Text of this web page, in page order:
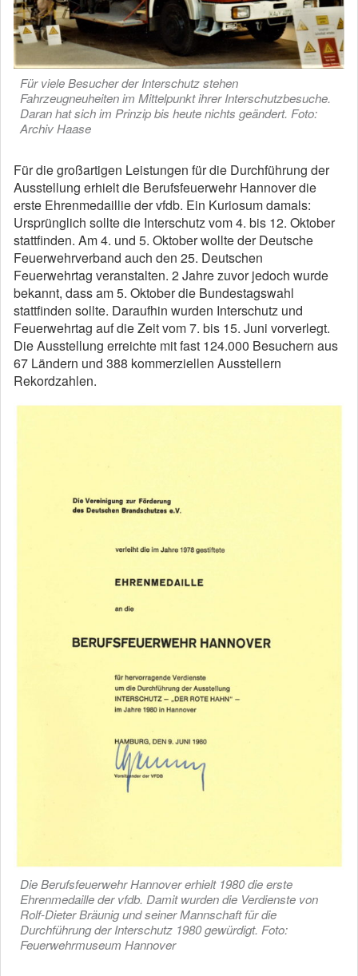
Für viele Besucher der Interschutz stehen
Fahrzeugneuheiten im Mittelpunkt ihrer Interschutzbesuche.
Daran hat sich im Prinzip bis heute nichts geändert. Foto:
Archiv Haase
Für die großartigen Leistungen für die Durchführung der
Ausstellung erhielt die Berufsfeuerwehr Hannover die
erste Ehrenmedaillie der vfdb. Ein Kuriosum damals:
Ursprünglich sollte die Interschutz vom 4. bis 12. Oktober
stattfinden. Am 4. und 5. Oktober wollte der Deutsche
Feuerwehrverband auch den 25. Deutschen
Feuerwehrtag veranstalten. 2 Jahre zuvor jedoch wurde
bekannt, dass am 5. Oktober die Bundestagswahl
stattfinden sollte. Daraufhin wurden Interschutz und
Feuerwehrtag auf die Zeit vom 7. bis 15. Juni vorverlegt.
Die Ausstellung erreichte mit fast 124.000 Besuchern aus
67 Ländern und 388 kommerziellen Ausstellern
Rekordzahlen.
Die Berufsfeuerwehr Hannover erhielt 1980 die erste
Ehrenmedaille der vfdb. Damit wurden die Verdienste von
Rolf-Dieter Bräunig und seiner Mannschaft für die
Durchführung der Interschutz 1980 gewürdigt. Foto:
Feuerwehrmuseum Hannover